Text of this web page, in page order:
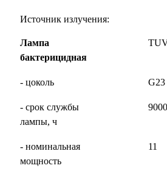
Источник излучения:
Лампа
бактерицидная
- цоколь G23
- срок службы
лампы, ч
- номинальная
мощность
11